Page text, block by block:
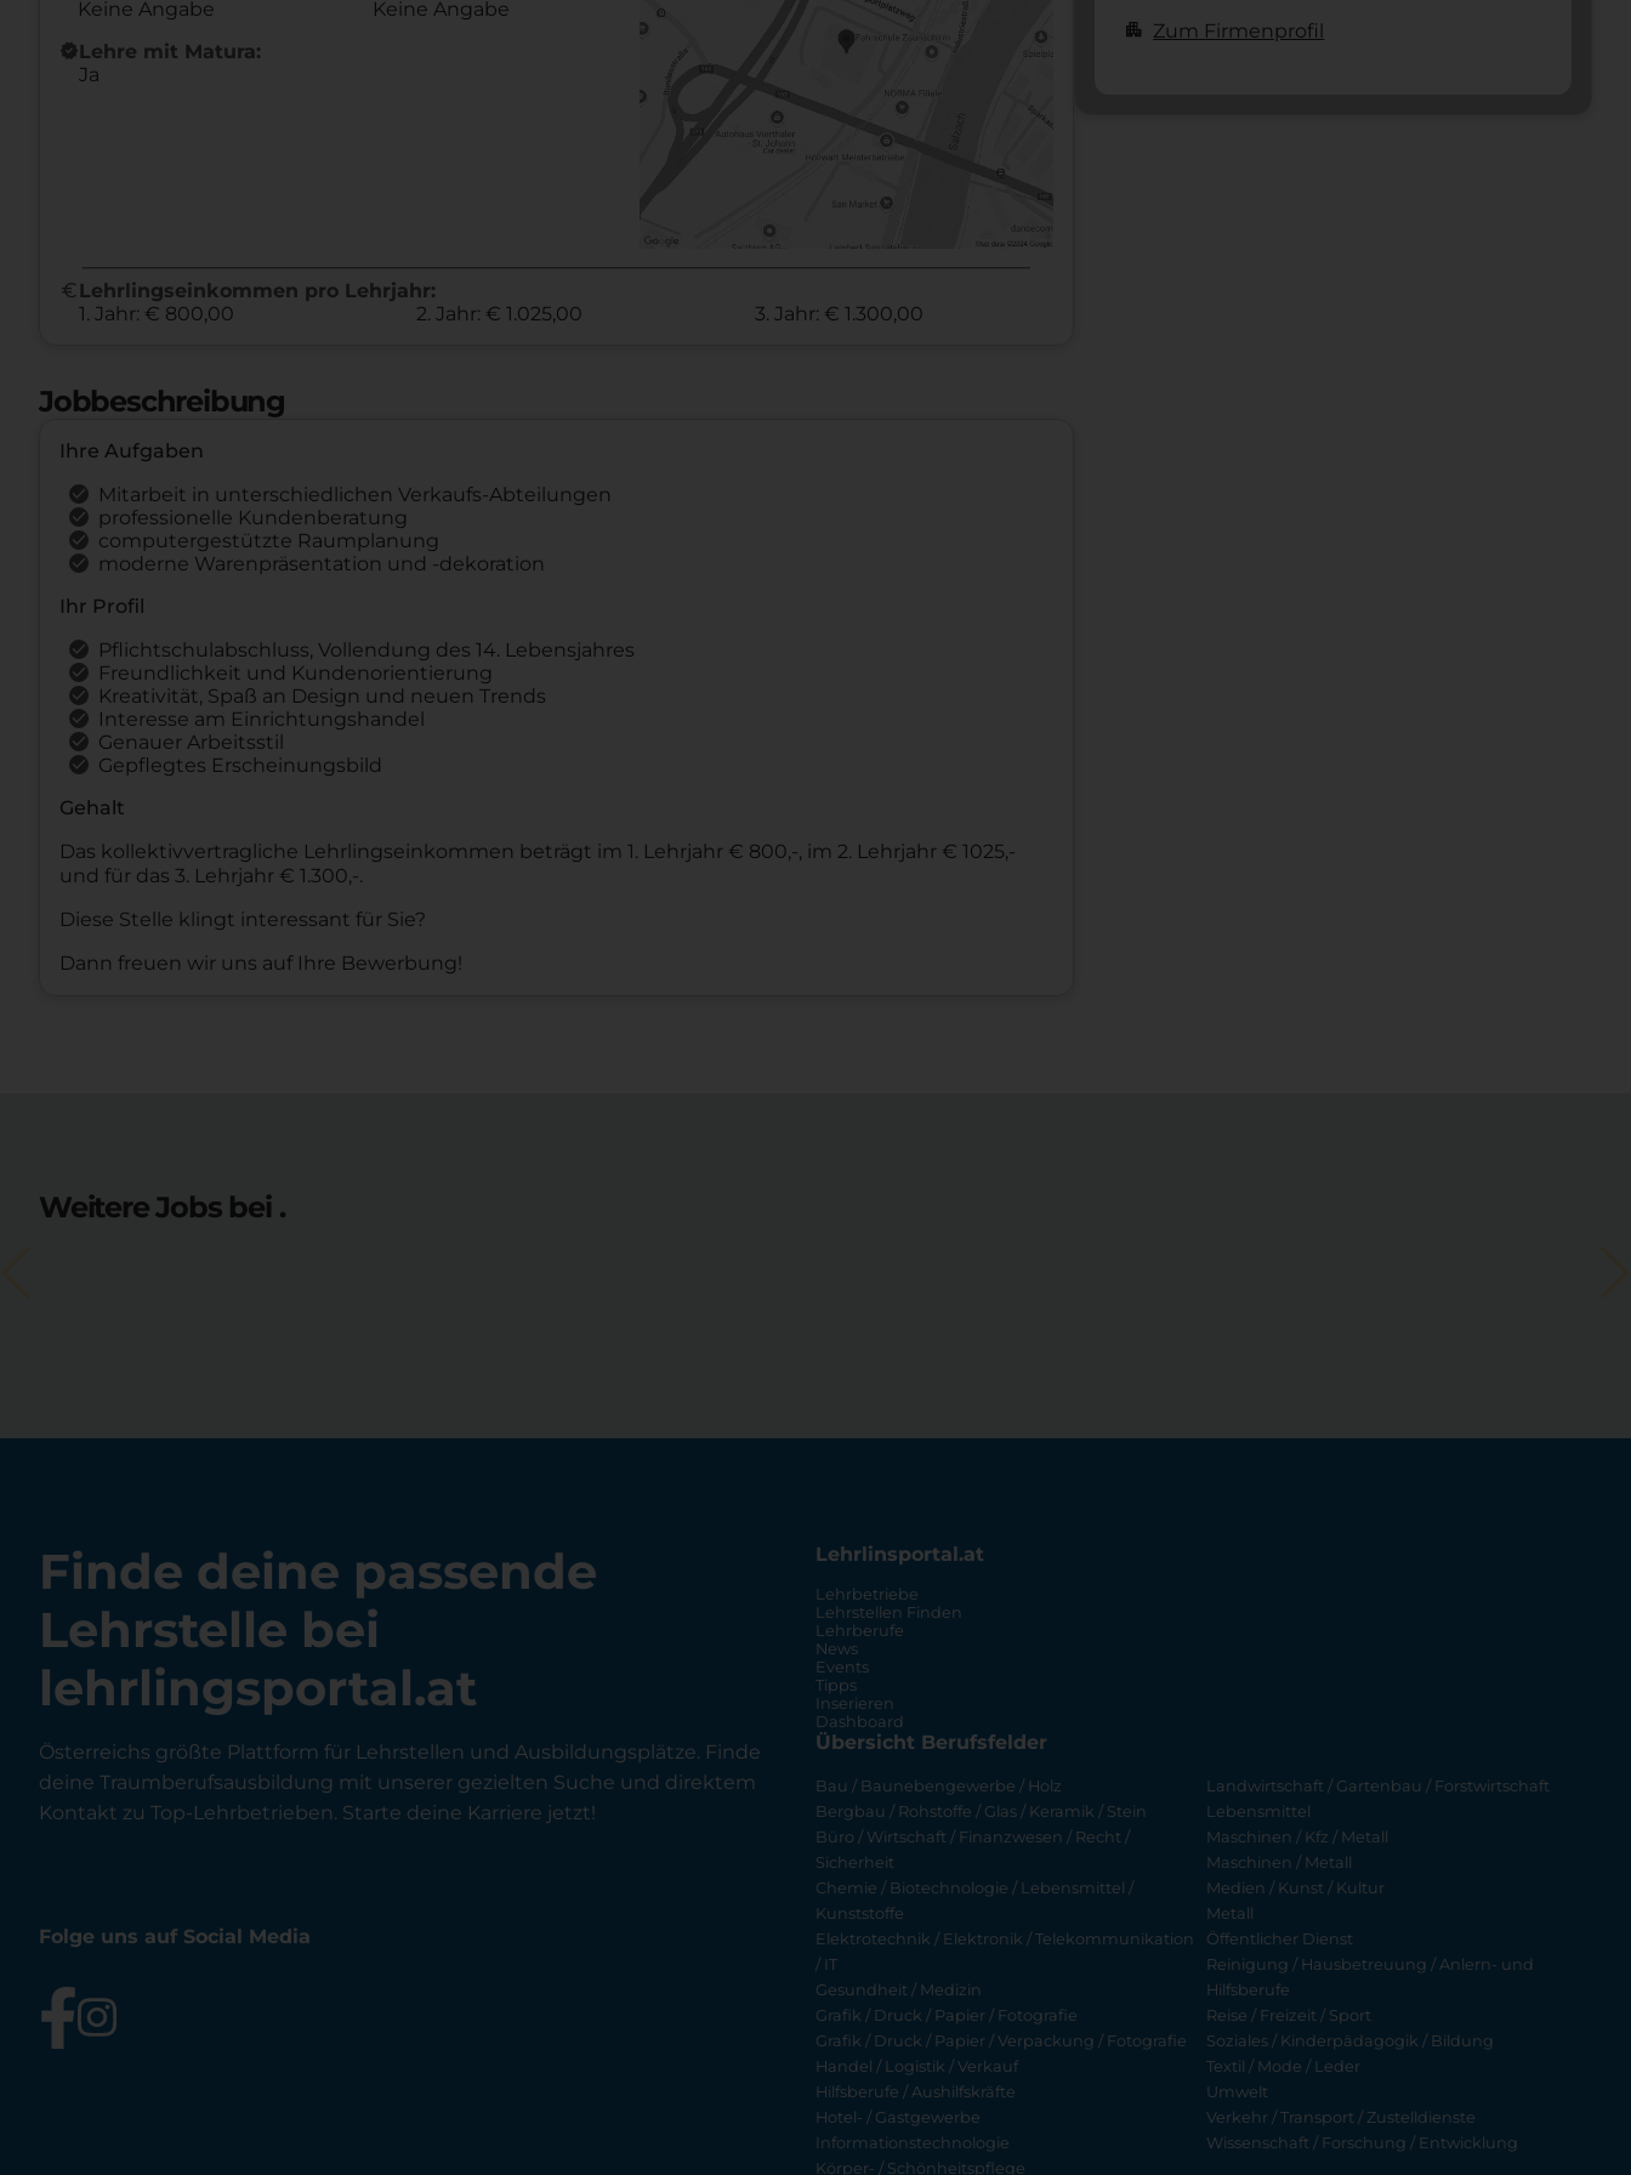
Keine Angabe
Keine Angabe
new_releasesLehre mit Matura:
Ja
euro Lehrlingseinkommen pro Lehrjahr:
1. Jahr: € 800,00
2. Jahr: € 1.025,00 3. Jahr: € 1.300,00
Jobbeschreibung
Ihre Aufgaben
Mitarbeit in unterschiedlichen Verkaufs-Abteilungen
professionelle Kundenberatung
computergestützte Raumplanung
moderne Warenpräsentation und -dekoration
Ihr Profil
Pflichtschulabschluss, Vollendung des 14. Lebensjahres
Freundlichkeit und Kundenorientierung
Kreativität, Spaß an Design und neuen Trends
Interesse am Einrichtungshandel
Genauer Arbeitsstil
Gepflegtes Erscheinungsbild
Gehalt
Das kollektivvertragliche Lehrlingseinkommen beträgt im 1. Lehrjahr € 800,-, im 2. Lehrjahr € 1025,-
und für das 3. Lehrjahr € 1.300,-.
Diese Stelle klingt interessant für Sie?
Dann freuen wir uns auf Ihre Bewerbung!
apartment Zum Firmenprofil
Weitere Jobs bei .
Finde deine passende
Lehrstelle bei
lehrlingsportal.at
Österreichs größte Plattform für Lehrstellen und Ausbildungsplätze. Finde
deine Traumberufsausbildung mit unserer gezielten Suche und direktem
Kontakt zu Top-Lehrbetrieben. Starte deine Karriere jetzt!
Folge uns auf Social Media
Lehrlinsportal.at
Lehrbetriebe
Lehrstellen Finden
Lehrberufe
News
Events
Tipps
Inserieren
Dashboard
Übersicht Berufsfelder
Bau / Baunebengewerbe / Holz
Bergbau / Rohstoffe / Glas / Keramik / Stein
Büro / Wirtschaft / Finanzwesen / Recht /
Sicherheit
Chemie / Biotechnologie / Lebensmittel /
Kunststoffe
Elektrotechnik / Elektronik / Telekommunikation
/ IT
Gesundheit / Medizin
Grafik / Druck / Papier / Fotografie
Grafik / Druck / Papier / Verpackung / Fotografie
Handel / Logistik / Verkauf
Hilfsberufe / Aushilfskräfte
Hotel- / Gastgewerbe
Informationstechnologie
Körper- / Schönheitspflege
Landwirtschaft / Gartenbau / Forstwirtschaft
Lebensmittel
Maschinen / Kfz / Metall
Maschinen / Metall
Medien / Kunst / Kultur
Metall
Öffentlicher Dienst
Reinigung / Hausbetreuung / Anlern- und
Hilfsberufe
Reise / Freizeit / Sport
Soziales / Kinderpädagogik / Bildung
Textil / Mode / Leder
Umwelt
Verkehr / Transport / Zustelldienste
Wissenschaft / Forschung / Entwicklung